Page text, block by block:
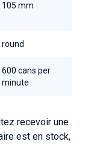
105 mm
round
600 cans per
minute
recevoir une
est en stock,